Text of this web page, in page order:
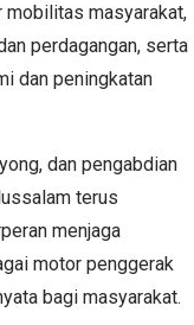
mobilitas masyarakat,
perdagangan, serta
dan peningkatan
dan pengabdian
terus
menjaga
motor penggerak
bagi masyarakat.